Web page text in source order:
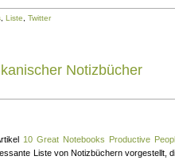
Liste Twitter
Notizbücher
10 Great Notebooks Productive
Liste von Notizbüchern vorgestellt,